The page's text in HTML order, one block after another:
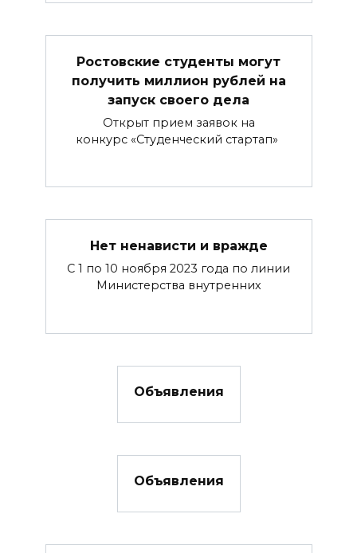
Ростовские студенты могут
получить миллион рублей на
запуск своего дела
Открыт прием заявок на
конкурс «Студенческий стартап»
Нет ненависти и вражде
С 1 по 10 ноября 2023 года по линии
Министерства внутренних
Объявления
Объявления